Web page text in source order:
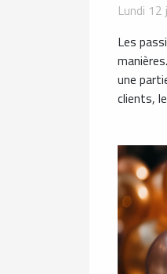
Lundi
Les
une
clients,